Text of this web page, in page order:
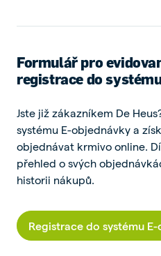
Formulář pro
registrace do
Jste již zákazníkem De
systému E-objednávky a
objednávat krmivo online.
přehled o svých
historii nákupů.
Registrace do systému